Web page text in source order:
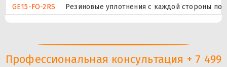
GE15-FO-2RS
Резиновые уплотнения с каждой стороны
Профессиональная консультация + 7 499